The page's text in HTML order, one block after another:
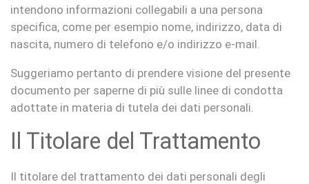
intendono informazioni collegabili a una persona
specifica, come per esempio nome, indirizzo, data di
nascita, numero di telefono e/o indirizzo e-mail.
Suggeriamo pertanto di prendere visione del presente
documento per saperne di più sulle linee di condotta
adottate in materia di tutela dei dati personali.
Il Titolare del Trattamento
Il titolare del trattamento dei dati personali degli